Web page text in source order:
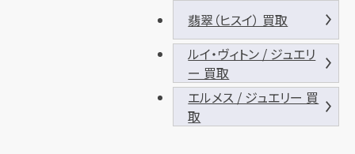
翡翠（ヒスイ） 買取
ルイ・ヴィトン / ジュエリ
ー 買取
エルメス / ジュエリー 買
取